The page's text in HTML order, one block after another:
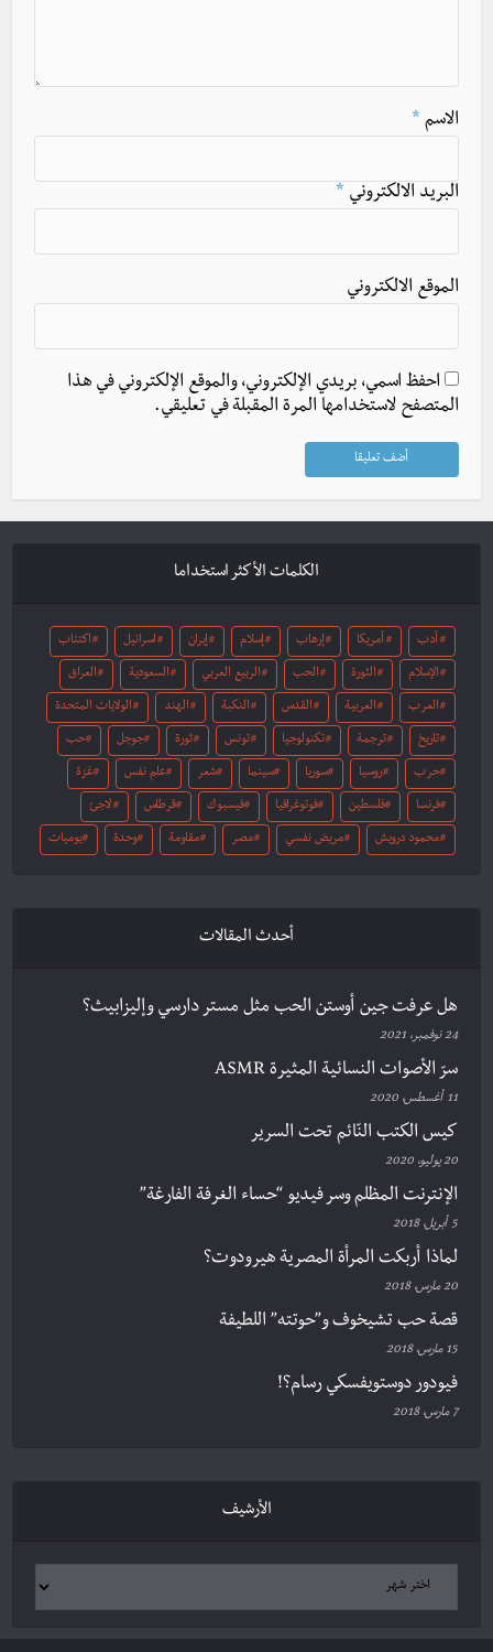
الاسم *
البريد الالكتروني *
الموقع الالكتروني
احفظ اسمي، بريدي الإلكتروني، والموقع الإلكتروني في هذا
المتصفح لاستخدامها المرة المقبلة في تعليقي.
الكلمات الأكثر استخداما
أدب أمريكا إرهاب إسلام إيران اسرائيل اكتئاب
الإسلام الثورة الحب الربيع العربي السعودية العراق
العرب العربية القدس النكبة الهند الولايات المتحدة
تاريخ ترجمة تكنولوجيا تونس ثورة جوجل حب
حرب روسيا سوريا سينما شعر علم نفس غزة
فرنسا فلسطين فوتوغرافيا فيسبوك قرطاس لاجئ
محمود درويش مريض نفسي مصر مقاومة وحدة يوميات
أحدث المقالات
هل عرفت جين أوستن الحب مثل مستر دارسي وإليزابيث؟
24 نوفمبر، 2021
سرّ الأصوات النسائية المثيرة ASMR
11 أغسطس، 2020
كيس الكتب النّائم تحت السرير
20 يوليو، 2020
الإنترنت المظلم وسر فيديو “حساء الغرفة الفارغة”
5 أبريل، 2018
لماذا أربكت المرأة المصرية هيرودوت؟
20 مارس، 2018
قصة حب تشيخوف و”حوتته” اللطيفة
15 مارس، 2018
فيودور دوستويفسكي رسام؟!
7 مارس، 2018
الأرشيف